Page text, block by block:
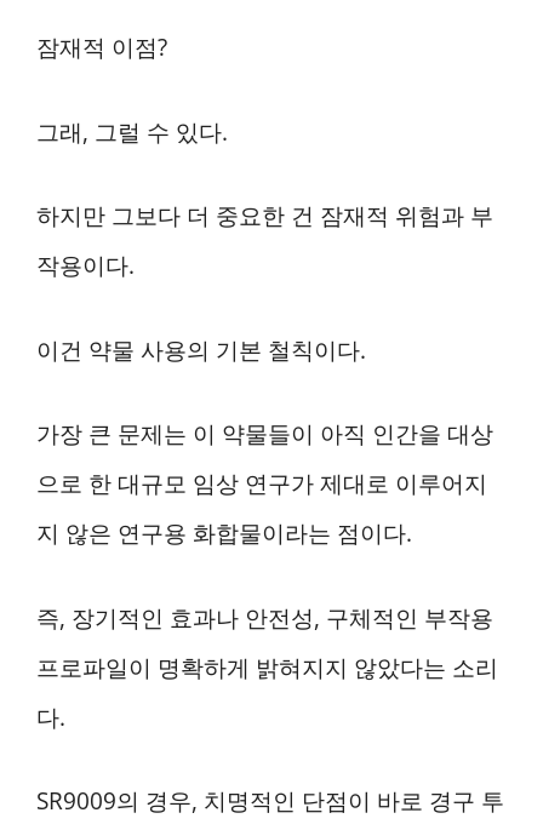
잠재적 이점?
그래, 그럴 수 있다.
하지만 그보다 더 중요한 건 잠재적 위험과 부
작용이다.
이건 약물 사용의 기본 철칙이다.
가장 큰 문제는 이 약물들이 아직 인간을 대상
으로 한 대규모 임상 연구가 제대로 이루어지
지 않은 연구용 화합물이라는 점이다.
즉, 장기적인 효과나 안전성, 구체적인 부작용
프로파일이 명확하게 밝혀지지 않았다는 소리
다.
SR9009의 경우, 치명적인 단점이 바로 경구 투